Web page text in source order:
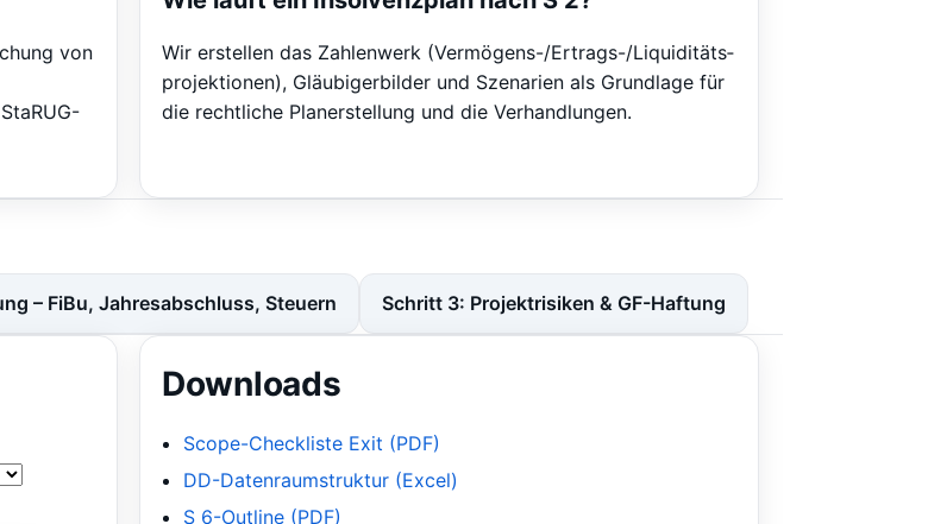
von
Wir erstellen das Zahlenwerk (Vermögens-/Ertrags-/Liquiditäts­
projektionen), Gläubigerbilder und Szenarien als Grundlage für
die rechtliche Planerstellung und die Verhandlungen.
– FiBu, Jahresabschluss, Steuern Schritt 3: Projektrisiken & GF-Haftung
Downloads
Scope-Checkliste Exit (PDF)
DD-Datenraumstruktur (Excel)
S 6-Outline (PDF)